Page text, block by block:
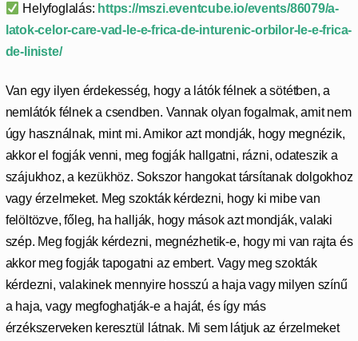
Helyfoglalás: https://mszi.eventcube.io/events/86079/a-
latok-celor-care-vad-le-e-frica-de-inturenic-orbilor-le-e-frica-
de-liniste/
Van egy ilyen érdekesség, hogy a látók félnek a sötétben, a
nemlátók félnek a csendben. Vannak olyan fogalmak, amit nem
úgy használnak, mint mi. Amikor azt mondják, hogy megnézik,
akkor el fogják venni, meg fogják hallgatni, rázni, odateszik a
szájukhoz, a kezükhöz. Sokszor hangokat társítanak dolgokhoz
vagy érzelmeket. Meg szokták kérdezni, hogy ki mibe van
felöltözve, főleg, ha hallják, hogy mások azt mondják, valaki
szép. Meg fogják kérdezni, megnézhetik-e, hogy mi van rajta és
akkor meg fogják tapogatni az embert. Vagy meg szokták
kérdezni, valakinek mennyire hosszú a haja vagy milyen színű
a haja, vagy megfoghatják-e a haját, és így más
érzékszerveken keresztül látnak. Mi sem látjuk az érzelmeket